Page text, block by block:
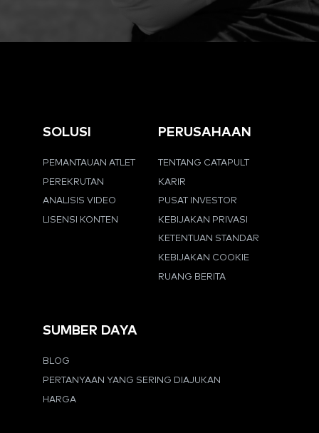
SOLUSI
PEMANTAUAN ATLET
PEREKRUTAN
ANALISIS VIDEO
LISENSI KONTEN
PERUSAHAAN
TENTANG CATAPULT
KARIR
PUSAT INVESTOR
KEBIJAKAN PRIVASI
KETENTUAN STANDAR
KEBIJAKAN COOKIE
RUANG BERITA
SUMBER DAYA
BLOG
PERTANYAAN YANG SERING DIAJUKAN
HARGA